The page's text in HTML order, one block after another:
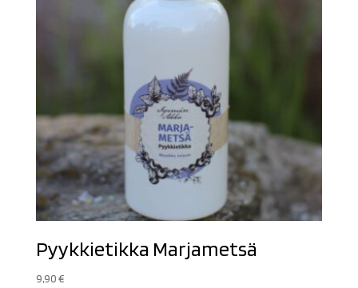
Pyykkietikka Marjametsä
9,90€